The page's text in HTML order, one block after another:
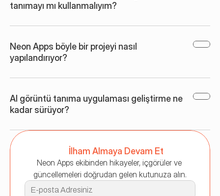
tanımayı mı kullanmalıyım?
Neon Apps böyle bir projeyi nasıl
yapılandırıyor?
AI görüntü tanıma uygulaması geliştirme ne
kadar sürüyor?
İlham Almaya Devam Et
Neon Apps ekibinden hikayeler, içgörüler ve
güncellemeleri doğrudan gelen kutunuza alın.